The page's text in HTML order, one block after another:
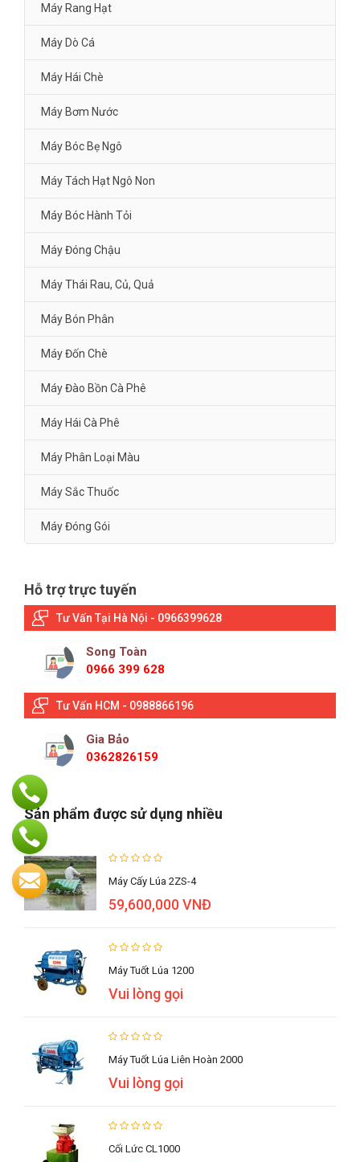
Máy Rang Hạt
Máy Dò Cá
Máy Hái Chè
Máy Bơm Nước
Máy Bóc Bẹ Ngô
Máy Tách Hạt Ngô Non
Máy Bóc Hành Tỏi
Máy Đóng Chậu
Máy Thái Rau, Củ, Quả
Máy Bón Phân
Máy Đốn Chè
Máy Đào Bồn Cà Phê
Máy Hái Cà Phê
Máy Phân Loại Màu
Máy Sắc Thuốc
Máy Đóng Gói
Hỗ trợ trực tuyến
Tư Vấn Tại Hà Nội - 0966399628
Song Toàn
0966 399 628
Tư Vấn HCM - 0988866196
Gia Bảo
0362826159
Sản phẩm được sử dụng nhiều
Máy Cấy Lúa 2ZS-4
59,600,000 VNĐ
Máy Tuốt Lúa 1200
Vui lòng gọi
Máy Tuốt Lúa Liên Hoàn 2000
Vui lòng gọi
Cối Lức CL1000